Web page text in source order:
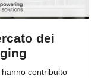
dei
hanno contribuito